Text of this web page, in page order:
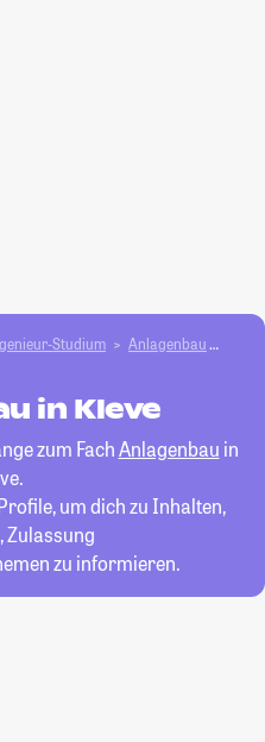
Studium Anlagenbau
in Kleve
zum FachAnlagenbau in
um dich zu Inhalten,
Zulassung
zu informieren.